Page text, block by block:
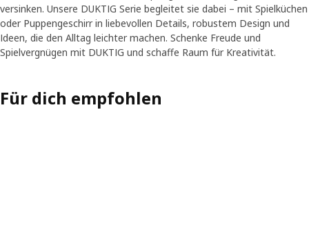
versinken. Unsere DUKTIG Serie begleitet sie dabei – mit Spielküchen
oder Puppengeschirr in liebevollen Details, robustem Design und
Ideen, die den Alltag leichter machen. Schenke Freude und
Spielvergnügen mit DUKTIG und schaffe Raum für Kreativität.
Für dich empfohlen